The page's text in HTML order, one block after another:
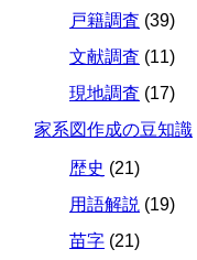
戸籍調査 (39)
文献調査 (11)
現地調査 (17)
家系図作成の豆知識
歴史 (21)
用語解説 (19)
苗字 (21)